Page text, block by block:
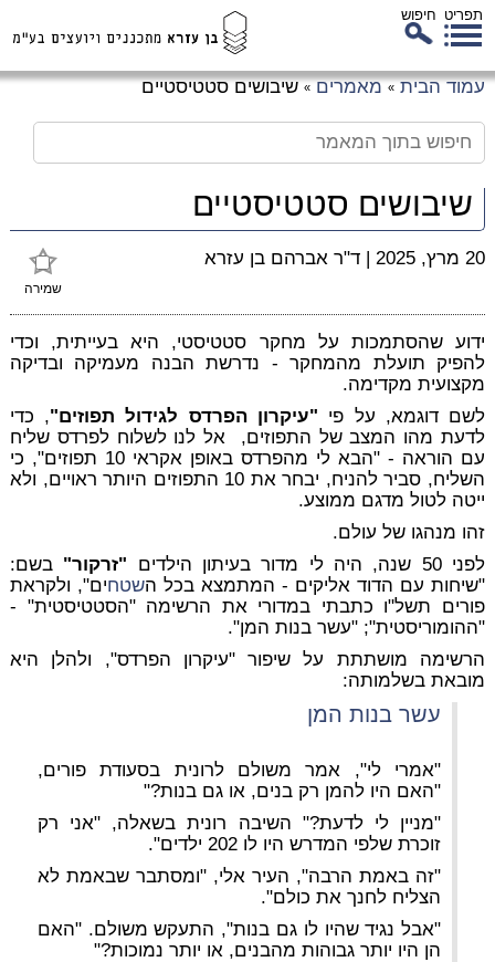
תפריט חיפוש
עמוד הבית » מאמרים » שיבושים סטטיסטיים
שיבושים סטטיסטיים
שמירה
20 מרץ, 2025 | ד"ר אברהם בן עזרא
ידוע שהסתמכות על מחקר סטטיסטי, היא בעייתית, וכדי
להפיק תועלת מהמחקר - נדרשת הבנה מעמיקה ובדיקה
מקצועית מקדימה.
לשם דוגמא, על פי "עיקרון הפרדס לגידול תפוזים", כדי
לדעת מהו המצב של התפוזים, אל לנו לשלוח לפרדס שליח
עם הוראה - "הבא לי מהפרדס באופן אקראי 10 תפוזים", כי
השליח, סביר להניח, יבחר את 10 התפוזים היותר ראויים, ולא
ייטה לטול מדגם ממוצע.
זהו מנהגו של עולם.
לפני 50 שנה, היה לי מדור בעיתון הילדים
"זרקור" בשם:
"שיחות עם הדוד אליקים - המתמצא בכל השטחים", ולקראת
פורים תשל"ו כתבתי במדורי את הרשימה "הסטטיסטית" -
"ההומוריסטית"; "עשר בנות המן".
הרשימה מושתתת על שיפור "עיקרון הפרדס", ולהלן היא
מובאת בשלמותה:
עשר בנות המן
"אמרי לי", אמר משולם לרונית בסעודת פורים,
"האם היו להמן רק בנים, או גם בנות?"
"מניין לי לדעת?" השיבה רונית בשאלה, "אני רק
זוכרת שלפי המדרש היו לו 202 ילדים".
"זה באמת הרבה", העיר אלי, "ומסתבר שבאמת לא
הצליח לחנך את כולם".
"אבל נגיד שהיו לו גם בנות", התעקש משולם. "האם
הן היו יותר גבוהות מהבנים, או יותר נמוכות?"